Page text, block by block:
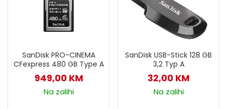
SanDisk PRO-CINEMA
CFexpress 480 GB Type A
949,00 KM
Na zalihi
SanDisk USB-Stick 128 GB
3,2 Typ A
32,00 KM
Na zalihi